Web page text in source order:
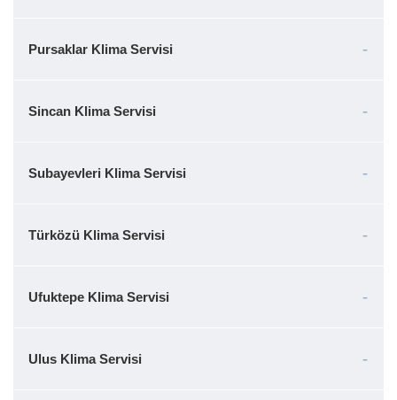
Pursaklar Klima Servisi
Sincan Klima Servisi
Subayevleri Klima Servisi
Türközü Klima Servisi
Ufuktepe Klima Servisi
Ulus Klima Servisi